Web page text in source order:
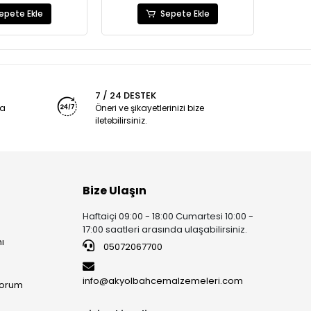
Ekle Sepete Ekle
7 / 24 DESTEK
Öneri ve şikayetlerinizi bize
iletebilirsiniz.
Bize Ulaşın
Haftaiçi 09:00 - 18:00 Cumartesi 10:00 -
17:00 saatleri arasında ulaşabilirsiniz.
05072067700
info@akyolbahcemalzemeleri.com